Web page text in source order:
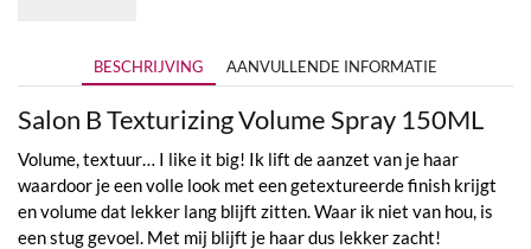
BESCHRIJVING AANVULLENDE INFORMATIE
Salon B Texturizing Volume Spray 150ML
Volume, textuur… I like it big! Ik lift de aanzet van je haar
waardoor je een volle look met een getextureerde finish krijgt
en volume dat lekker lang blijft zitten. Waar ik niet van hou, is
een stug gevoel. Met mij blijft je haar dus lekker zacht!